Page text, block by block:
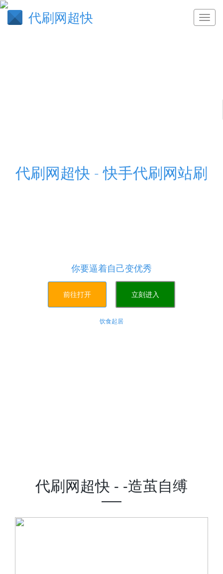
代刷网超快
代刷网超快 - 快手代刷网站刷
你要逼着自己变优秀
前往打开 立刻进入
饮食起居
代刷网超快 - -造茧自缚